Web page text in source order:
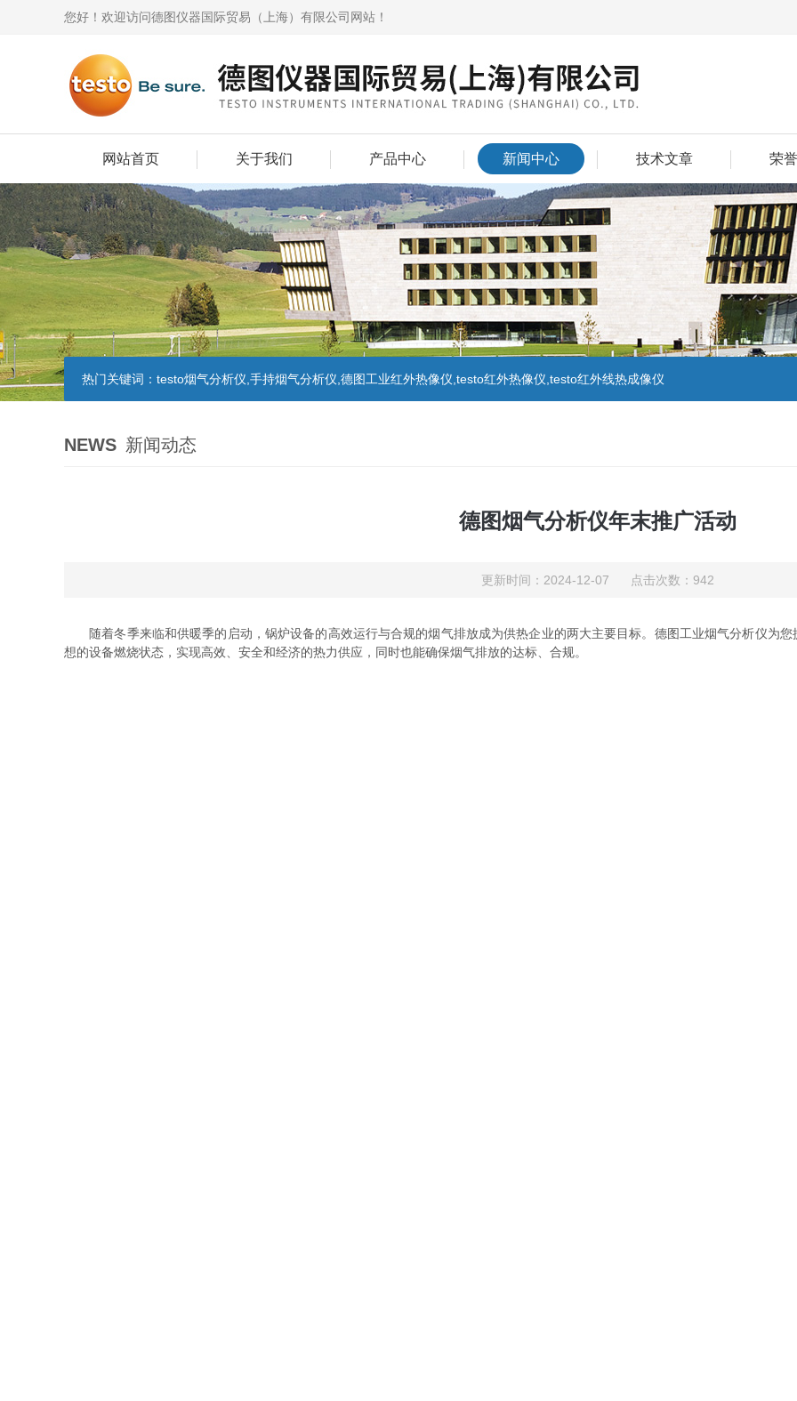
您好！欢迎访问德图仪器国际贸易（上海）有限公司网站！
网站首页 关于我们 产品中心 新闻中心 技术文章 荣
热门关键词： testo烟气分析仪,手持烟气分析仪,德图工业红外热像仪,testo红外热像仪,testo红外线热成像仪
NEWS 新闻动态
德图烟气分析仪年末推广活动
更新时间：2024-12-07 点击次数：942
随着冬季来临和供暖季的启动，锅炉设备的高效运行与合规的烟气排放成为供热企业的两大主要目标。德图工业烟气分析仪为您
想的设备燃烧状态，实现高效、安全和经济的热力供应，同时也能确保烟气排放的达标、合规。